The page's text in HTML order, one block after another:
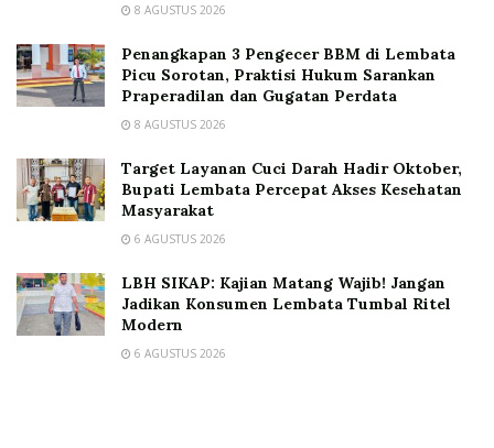
8 AGUSTUS 2026
Penangkapan 3 Pengecer BBM di Lembata
Picu Sorotan, Praktisi Hukum Sarankan
Praperadilan dan Gugatan Perdata
8 AGUSTUS 2026
Target Layanan Cuci Darah Hadir Oktober,
Bupati Lembata Percepat Akses Kesehatan
Masyarakat
6 AGUSTUS 2026
LBH SIKAP: Kajian Matang Wajib! Jangan
Jadikan Konsumen Lembata Tumbal Ritel
Modern
6 AGUSTUS 2026